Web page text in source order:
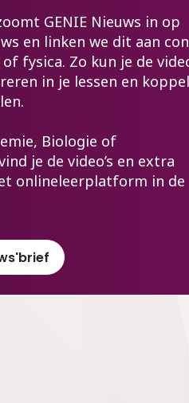
GENIE Nieuws in op
en linken we dit aan
fysica. Zo kun je de
in je lessen en
Biologie of
je de video’s en extra
onlineleerplatform in de